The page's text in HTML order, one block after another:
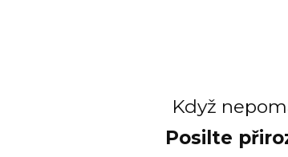
Když
Posilte